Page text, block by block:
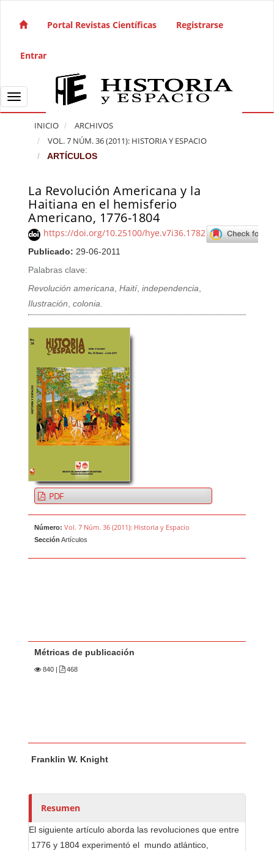
Navegación principal
Barra lateral
Portal Revistas Científicas Registrarse
Entrar
Toggle navigation
INICIO
ARCHIVOS
VOL. 7 NÚM. 36 (2011): HISTORIA Y ESPACIO
ARTÍCULOS
La Revolución Americana y la
Haitiana en el hemisferio
Americano, 1776-1804
https://doi.org/10.25100/hye.v7i36.1782
Publicado: 29-06-2011
Palabras clave:
Revolución americana,Haití,independencia,
Ilustración,colonia.
Barra lateral del artículo
PDF
Número: Vol. 7 Núm. 36 (2011): Historia y Espacio
Sección Artículos
Métricas de publicación
840 468
u
o
e
s
Franklin W. Knight
Resumen
El siguiente artículo aborda las revoluciones que entre
1776 y 1804 experimentó el mundo atlántico,